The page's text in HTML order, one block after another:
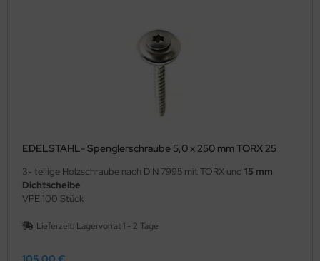
EDELSTAHL- Spenglerschraube 5,0 x 250 mm TORX 25
3- teilige Holzschraube nach DIN 7995 mit TORX und 15 mm
Dichtscheibe
VPE 100 Stück
Lieferzeit: Lagervorrat 1 - 2 Tage